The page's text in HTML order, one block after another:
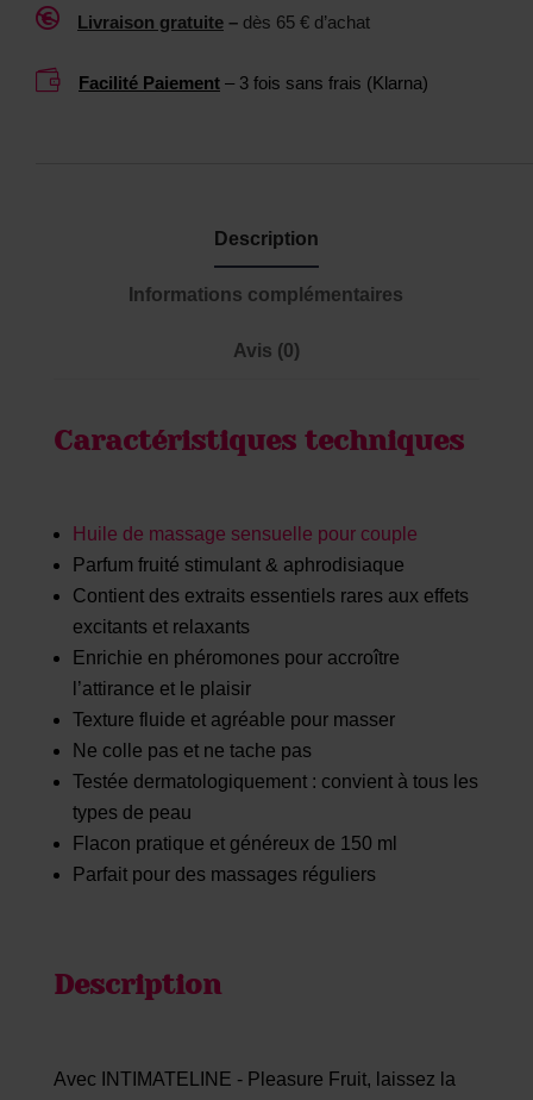
0
M
 Livraison gratuite – dès 65 € d’achat
 Facilité Paiement – 3 fois sans frais (Klarna)
Description
Informations complémentaires
Avis (0)
Caractéristiques techniques
Huile de massage sensuelle pour couple
Parfum fruité stimulant & aphrodisiaque
Contient des extraits essentiels rares aux effets
excitants et relaxants
Enrichie en phéromones pour accroître
l’attirance et le plaisir
Texture fluide et agréable pour masser
Ne colle pas et ne tache pas
Testée dermatologiquement : convient à tous les
types de peau
Flacon pratique et généreux de 150 ml
Parfait pour des massages réguliers
Description
Avec INTIMATELINE - Pleasure Fruit, laissez la